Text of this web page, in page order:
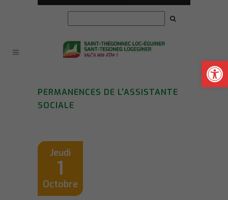
Ouvrir
PERMANENCES DE L’ASSISTANTE
SOCIALE
Jeudi
1
Octobre